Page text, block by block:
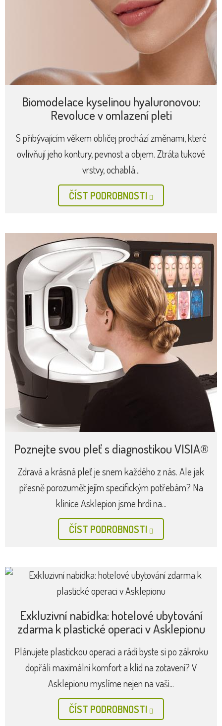
Biomodelace kyselinou hyaluronovou:
Revoluce v omlazení pleti
S přibývajícím věkem obličej prochází změnami, které
ovlivňují jeho kontury, pevnost a objem. Ztráta tukové
vrstvy, ochablá...
ČÍST PODROBNOSTI
Poznejte svou pleť s diagnostikou VISIA®
Zdravá a krásná pleť je snem každého z nás. Ale jak
přesně porozumět jejím specifickým potřebám? Na
klinice Asklepion jsme hrdí na...
ČÍST PODROBNOSTI
Exkluzivní nabídka: hotelové ubytování
zdarma k plastické operaci v Asklepionu
Plánujete plastickou operaci a rádi byste si po zákroku
dopřáli maximální komfort a klid na zotavení? V
Asklepionu myslíme nejen na vaši...
ČÍST PODROBNOSTI